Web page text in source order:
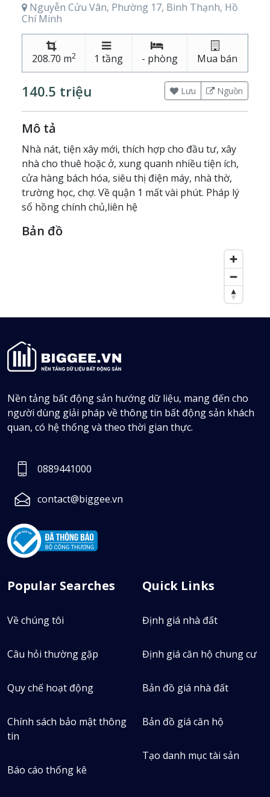
Nguyễn Cửu Vân, Phường 17, Bình Thạnh, Hồ
Chí Minh
208.70 m2 1 tầng - phòng Mua bán
140.5 triệu Lưu Nguồn
Mô tả
Nhà nát, tiện xây mới, thích hợp cho đầu tư, xây
nhà cho thuê hoặc ở, xung quanh nhiều tiện ích,
cửa hàng bách hóa, siêu thị điện máy, nhà thờ,
trường học, chợ. Về quận 1 mất vài phút. Pháp lý
sổ hồng chính chủ,liên hệ
Bản đồ
103
1
Tin thuê
Định giá
Nền tảng bất động sản hướng dữ liệu, mang đến cho
người dùng giải pháp về thông tin bất động sản khách
quan, có hệ thống và theo thời gian thực.
0889441000
contact@biggee.vn
Popular Searches
Về chúng tôi
Câu hỏi thường gặp
Quy chế hoạt động
Chính sách bảo mật thông
tin
Báo cáo thống kê
Quick Links
Định giá nhà đất
Định giá căn hộ chung cư
Bản đồ giá nhà đất
Bản đồ giá căn hộ
Tạo danh mục tài sản